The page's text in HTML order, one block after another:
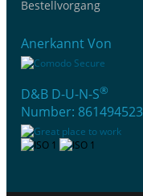
Bestellvorgang
Anerkannt Von
D&B D-U-N-S®
Number: 861494523